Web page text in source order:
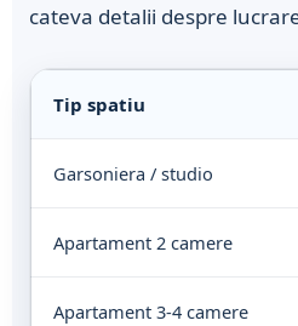
cateva detalii despre
Tip spatiu
Garsoniera / studio
Apartament 2 camere
Apartament 3-4 camere